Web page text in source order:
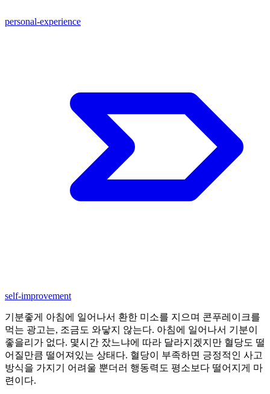
personal-experience
self-improvement
기분좋게 아침에 일어나서 환한 미소를 지으며 콘푸레이크를
먹는 광고는, 조금도 와닿지 않는다. 아침에 일어나서 기분이
좋을리가 없다. 몇시간 잤느냐에 따라 달라지겠지만 혈당도 떨
어질만큼 떨어져있는 상태다. 혈당이 부족하면 긍정적인 사고
방식을 가지기 어려울 뿐더러 행동력도 평소보다 떨어지게 마
련이다.